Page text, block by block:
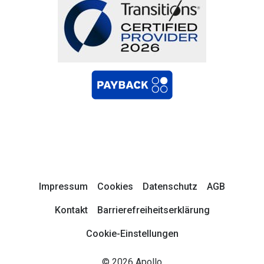
Impressum Cookies Datenschutz AGB
Kontakt Barrierefreiheitserklärung
Cookie-Einstellungen